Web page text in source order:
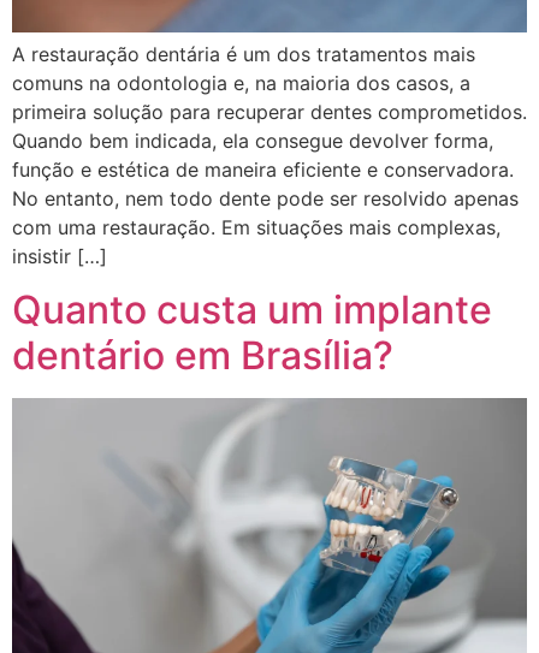
A restauração dentária é um dos tratamentos mais
comuns na odontologia e, na maioria dos casos, a
primeira solução para recuperar dentes comprometidos.
Quando bem indicada, ela consegue devolver forma,
função e estética de maneira eficiente e conservadora.
No entanto, nem todo dente pode ser resolvido apenas
com uma restauração. Em situações mais complexas,
insistir […]
Quanto custa um implante
dentário em Brasília?